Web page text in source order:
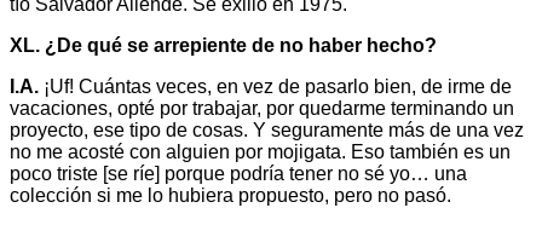
tío Salvador Allende. Se exilió en 1975.
XL. ¿De qué se arrepiente de no haber hecho?
I.A. ¡Uf! Cuántas veces, en vez de pasarlo bien, de irme de
vacaciones, opté por trabajar, por quedarme terminando un
proyecto, ese tipo de cosas. Y seguramente más de una vez
no me acosté con alguien por mojigata. Eso también es un
poco triste [se ríe] porque podría tener no sé yo… una
colección si me lo hubiera propuesto, pero no pasó.